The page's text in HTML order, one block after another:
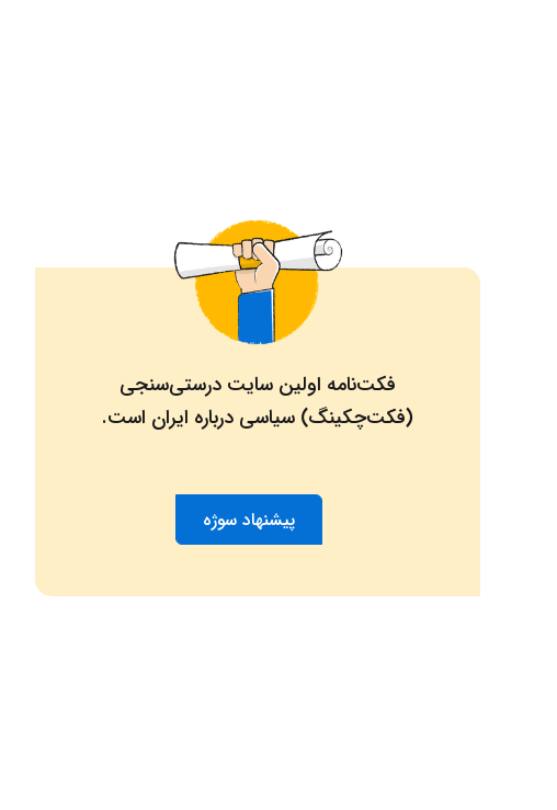
فکت‌نامه اولین سایت درستی‌سنجی
(فکت‌چکینگ) سیاسی درباره ایران است.
پیشنهاد سوژه